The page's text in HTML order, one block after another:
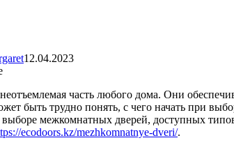
12.04.2023
часть любого дома. Они
быть трудно понять, с чего начать при
межкомнатных дверей, доступных
ecodoors.kz/mezhkomnatnye-dveri/.